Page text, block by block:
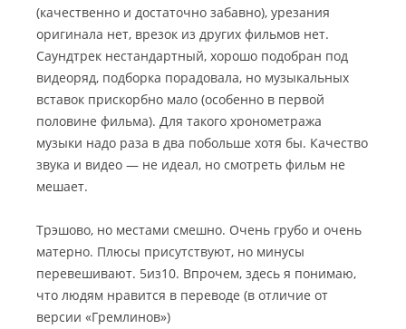
(качественно и достаточно забавно), урезания
оригинала нет, врезок из других фильмов нет.
Саундтрек нестандартный, хорошо подобран под
видеоряд, подборка порадовала, но музыкальных
вставок прискорбно мало (особенно в первой
половине фильма). Для такого хронометража
музыки надо раза в два побольше хотя бы. Качество
звука и видео — не идеал, но смотреть фильм не
мешает.
Трэшово, но местами смешно. Очень грубо и очень
матерно. Плюсы присутствуют, но минусы
перевешивают. 5из10. Впрочем, здесь я понимаю,
что людям нравится в переводе (в отличие от
версии «Гремлинов»)